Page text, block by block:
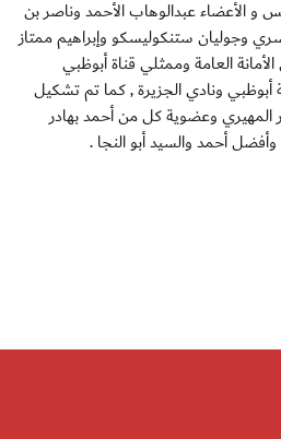
و الأعضاء عبدالوهاب الأحمد وناصر بن
وجوليان ستنكوليسكو وإبراهيم ممتاز
العامة وممثلي قناة أبوظبي
ونادي الجزيرة , كما تم تشكيل
المهيري وعضوية كل من أحمد بهادر
أحمد والسيد أبو النجا .